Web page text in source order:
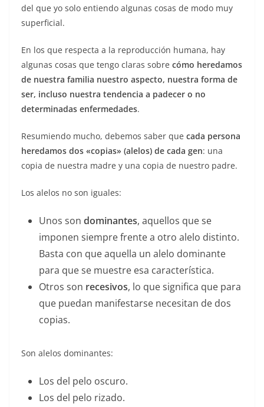
del que yo solo entiendo algunas cosas de modo muy
superficial.
En los que respecta a la reproducción humana, hay
algunas cosas que tengo claras sobre cómo heredamos
de nuestra familia nuestro aspecto, nuestra forma de
ser, incluso nuestra tendencia a padecer o no
determinadas enfermedades.
Resumiendo mucho, debemos saber que cada persona
heredamos dos «copias» (alelos) de cada gen: una
copia de nuestra madre y una copia de nuestro padre.
Los alelos no son iguales:
Unos son dominantes, aquellos que se
imponen siempre frente a otro alelo distinto.
Basta con que aquella un alelo dominante
para que se muestre esa característica.
Otros son recesivos, lo que significa que para
que puedan manifestarse necesitan de dos
copias.
Son alelos dominantes:
Los del pelo oscuro.
Los del pelo rizado.